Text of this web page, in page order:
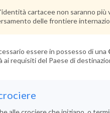
cartacee non saranno più
delle frontiere
essere in possesso di una
ai requisiti del Paese di